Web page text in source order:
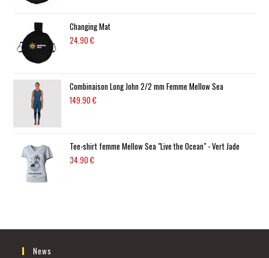
Changing Mat
24.90€
Combinaison Long John 2/2 mm Femme Mellow Sea
149.90€
Tee-shirt femme Mellow Sea "Live the Ocean" - Vert Jade
34.90€
News